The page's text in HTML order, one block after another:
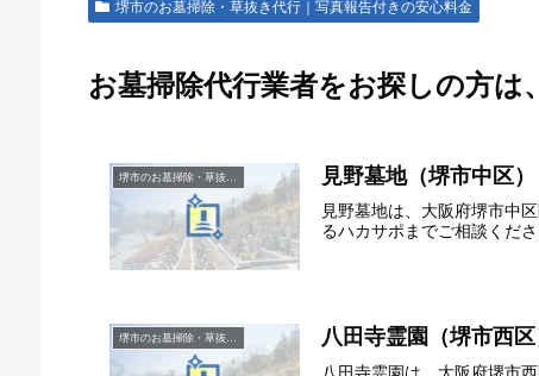
堺市のお墓掃除・草抜き代行｜写真報告付きの安心料金
お墓掃除代行業者をお探しの方は
見野墓地（堺市中区
見野墓地は、大阪府堺市中
るハカサポまでご相談くださ
堺市のお墓掃除・草抜き代行｜写真報告付きの安心料金 八田寺霊園（堺市西